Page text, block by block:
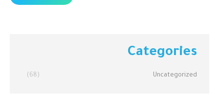
Categories
Uncategorized
(68)